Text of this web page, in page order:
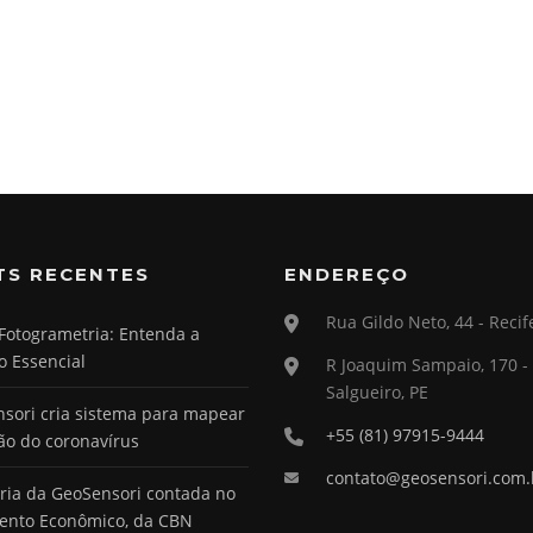
RECENTES
Entenda a
Essencial
cria sistema para mapear
do coronavírus
da GeoSensori contada no
Econômico, da CBN
ENDEREÇO
Rua Gildo Neto, 44 -
R Joaquim Sampaio, 170 -
Salgueiro, PE
+55 (81) 97915-9444